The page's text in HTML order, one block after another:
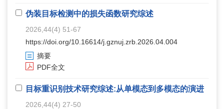
伪装目标检测中的损失函数研究综述
2026,44(4) 51-67
https://doi.org/10.16614/j.gznuj.zrb.2026.04.004
摘要
PDF全文
目标重识别技术研究综述:从单模态到多模态的演进
2026,44(4) 27-50